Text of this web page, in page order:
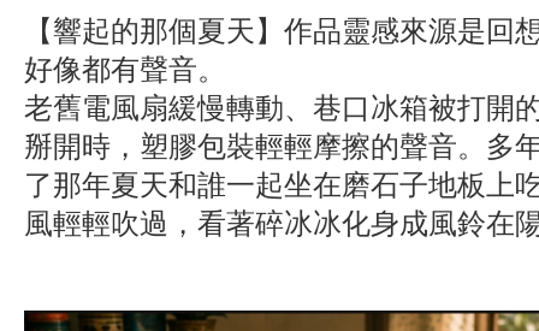
【響起的那個夏天】作品靈感來源是回
好像都有聲音。
老舊電風扇緩慢轉動、巷口冰箱被打開
掰開時，塑膠包裝輕輕摩擦的聲音。多
了那年夏天和誰一起坐在磨石子地板上
風輕輕吹過，看著碎冰冰化身成風鈴在